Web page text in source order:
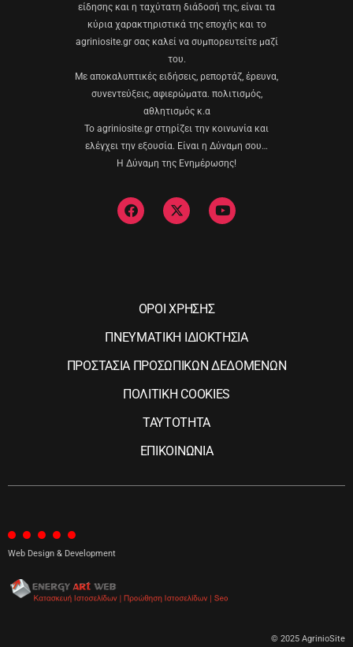
είδησης και η ταχύτατη διάδοσή της, είναι τα
κύρια χαρακτηριστικά της εποχής και το
agriniosite.gr σας καλεί να συμπορευτείτε μαζί
του.
Με αποκαλυπτικές ειδήσεις, ρεπορτάζ, έρευνα,
συνεντεύξεις, αφιερώματα. πολιτισμός,
αθλητισμός κ.α
Το agriniosite.gr στηρίζει την κοινωνία και
ελέγχει την εξουσία. Είναι η Δύναμη σου…
Η Δύναμη της Ενημέρωσης!
ΟΡΟΙ ΧΡΗΣΗΣ
ΠΝΕΥΜΑΤΙΚΗ ΙΔΙΟΚΤΗΣΙΑ
ΠΡΟΣΤΑΣΙΑ ΠΡΟΣΩΠΙΚΩΝ ΔΕΔΟΜΕΝΩΝ
ΠΟΛΙΤΙΚΗ COOKIES
ΤΑΥΤΟΤΗΤΑ
ΕΠΙΚΟΙΝΩΝΙΑ
Web Design & Development
© 2025 AgrinioSite